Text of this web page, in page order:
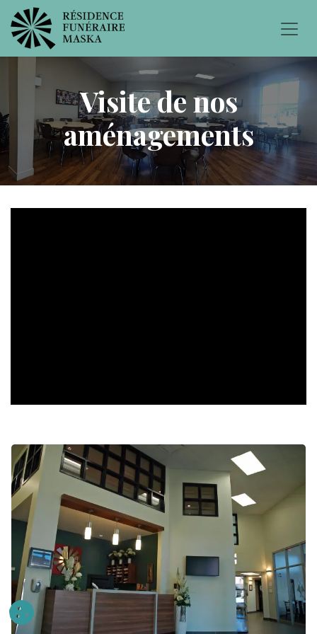
Visite de nos
aménagements